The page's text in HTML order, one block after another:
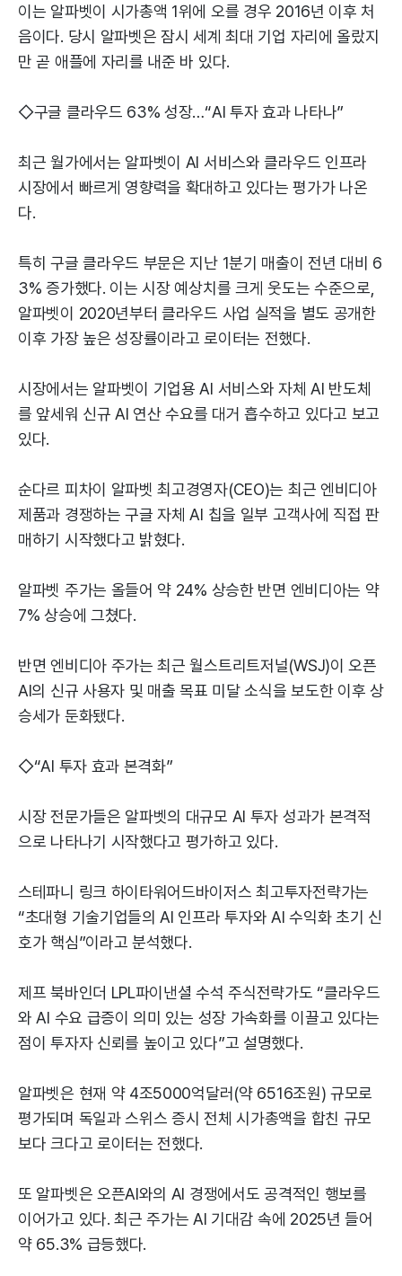
이는 알파벳이 시가총액 1위에 오를 경우 2016년 이후 처
음이다. 당시 알파벳은 잠시 세계 최대 기업 자리에 올랐지
만 곧 애플에 자리를 내준 바 있다.
◇구글 클라우드 63% 성장…“AI 투자 효과 나타나”
최근 월가에서는 알파벳이 AI 서비스와 클라우드 인프라
시장에서 빠르게 영향력을 확대하고 있다는 평가가 나온
다.
특히 구글 클라우드 부문은 지난 1분기 매출이 전년 대비 6
3% 증가했다. 이는 시장 예상치를 크게 웃도는 수준으로,
알파벳이 2020년부터 클라우드 사업 실적을 별도 공개한
이후 가장 높은 성장률이라고 로이터는 전했다.
시장에서는 알파벳이 기업용 AI 서비스와 자체 AI 반도체
를 앞세워 신규 AI 연산 수요를 대거 흡수하고 있다고 보고
있다.
순다르 피차이 알파벳 최고경영자(CEO)는 최근 엔비디아
제품과 경쟁하는 구글 자체 AI 칩을 일부 고객사에 직접 판
매하기 시작했다고 밝혔다.
알파벳 주가는 올들어 약 24% 상승한 반면 엔비디아는 약
7% 상승에 그쳤다.
반면 엔비디아 주가는 최근 월스트리트저널(WSJ)이 오픈
AI의 신규 사용자 및 매출 목표 미달 소식을 보도한 이후 상
승세가 둔화됐다.
◇“AI 투자 효과 본격화”
시장 전문가들은 알파벳의 대규모 AI 투자 성과가 본격적
으로 나타나기 시작했다고 평가하고 있다.
스테파니 링크 하이타워어드바이저스 최고투자전략가는
“초대형 기술기업들의 AI 인프라 투자와 AI 수익화 초기 신
호가 핵심”이라고 분석했다.
제프 북바인더 LPL파이낸셜 수석 주식전략가도 “클라우드
와 AI 수요 급증이 의미 있는 성장 가속화를 이끌고 있다는
점이 투자자 신뢰를 높이고 있다”고 설명했다.
알파벳은 현재 약 4조5000억달러(약 6516조원) 규모로
평가되며 독일과 스위스 증시 전체 시가총액을 합친 규모
보다 크다고 로이터는 전했다.
또 알파벳은 오픈AI와의 AI 경쟁에서도 공격적인 행보를
이어가고 있다. 최근 주가는 AI 기대감 속에 2025년 들어
약 65.3% 급등했다.